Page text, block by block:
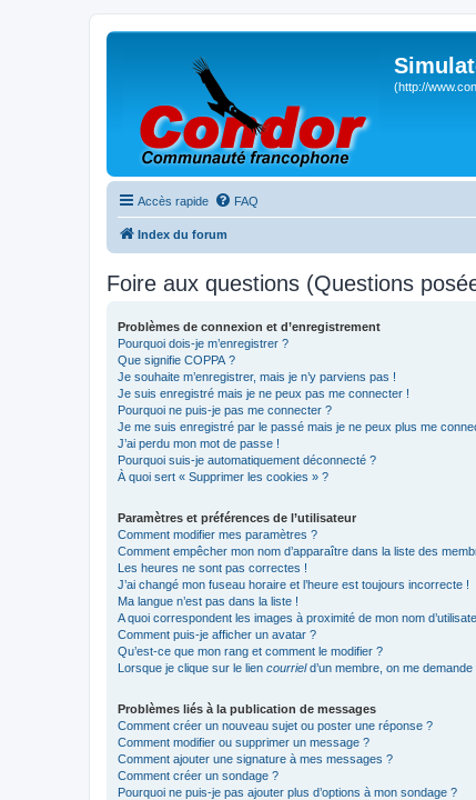
(http://
Accès rapide FAQ
Index du forum
Foire aux questions (Questions
Problèmes de connexion et d’enregistrement
Pourquoi dois-je m’enregistrer ?
Que signifie COPPA ?
Je souhaite m’enregistrer, mais je n’y parviens pas !
Je suis enregistré mais je ne peux pas me connecter !
Pourquoi ne puis-je pas me connecter ?
Je me suis enregistré par le passé mais je ne peux plus me
J’ai perdu mon mot de passe !
Pourquoi suis-je automatiquement déconnecté ?
À quoi sert « Supprimer les cookies » ?
Paramètres et préférences de l’utilisateur
Comment modifier mes paramètres ?
Comment empêcher mon nom d’apparaître dans la liste des
Les heures ne sont pas correctes !
J’ai changé mon fuseau horaire et l’heure est toujours incorrecte !
Ma langue n’est pas dans la liste !
A quoi correspondent les images à proximité de mon nom
Comment puis-je afficher un avatar ?
Qu’est-ce que mon rang et comment le modifier ?
Lorsque je clique sur le lien courrield’un membre, on me
Problèmes liés à la publication de messages
Comment créer un nouveau sujet ou poster une réponse ?
Comment modifier ou supprimer un message ?
Comment ajouter une signature à mes messages ?
Comment créer un sondage ?
Pourquoi ne puis-je pas ajouter plus d’options à mon sondage ?